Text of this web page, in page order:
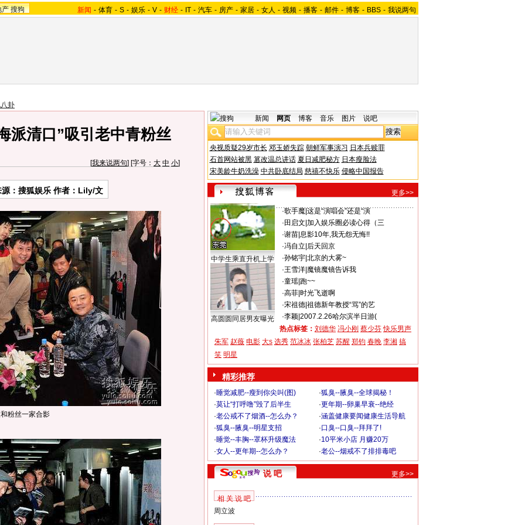
产 搜狗 新闻 - 体育 - S - 娱乐 - V - 财经 - IT - 汽车 - 房产 - 家居 - 女人 - 视频 - 播客 - 邮件 - 博客 - BBS - 我说两句
卦
派清口”吸引老中青粉丝
[我来说两句] [字号： 大 中 小]
： 搜狐娱乐 作者：Lily/文
粉丝一家合影
新闻 网页 博客 音乐 图片 说吧
央视质疑29岁市长 邓玉娇失踪 朝鲜军事演习 日本兵赎罪
石首网站被黑 篡改温总讲话 夏日减肥秘方 日本瘦脸法
宋美龄牛奶洗澡 中共卧底结局 慈禧不快乐 侵略中国报告
更多>>
中学生乘直升机上学
高圆圆同居男友曝光
·歌手魔| 这是“演唱会”还是“演
· 田启文 加入娱乐圈必读心得（三
·谢苗| 息影10年,我无怨无悔!!
·冯自立 后天回京
·孙铭宇| 北京的大雾~
·王雪洋| 魔镜魔镜告诉我
·童瑶| 跑~~
·高菲| 时光飞逝啊
·宋祖德| 祖德新年教授“骂”的艺
·李颖| 2007.2.26哈尔滨半日游(
热点标签： 刘德华 冯小刚 蔡少芬 快乐男声
朱军 赵薇 电影 大s 选秀 范冰冰 张柏芝 苏醒 郑钧 春晚 李湘 搞
笑 明星
精彩推荐
·睡觉减肥--瘦到你尖叫(图) ·狐臭--腋臭--全球揭秘！
·莫让“打呼噜”毁了后半生 ·更年期--卵巢早衰--绝经
·老公戒不了烟酒--怎么办？ ·涵盖健康要闻健康生活导航
·狐臭--腋臭--明星支招 ·口臭--口臭--拜拜了!
·睡觉--丰胸--罩杯升级魔法 ·10平米小店 月赚20万
·女人--更年期--怎么办？ ·老公--烟戒不了排排毒吧
说 吧 更多>>
相 关 说 吧
周立波